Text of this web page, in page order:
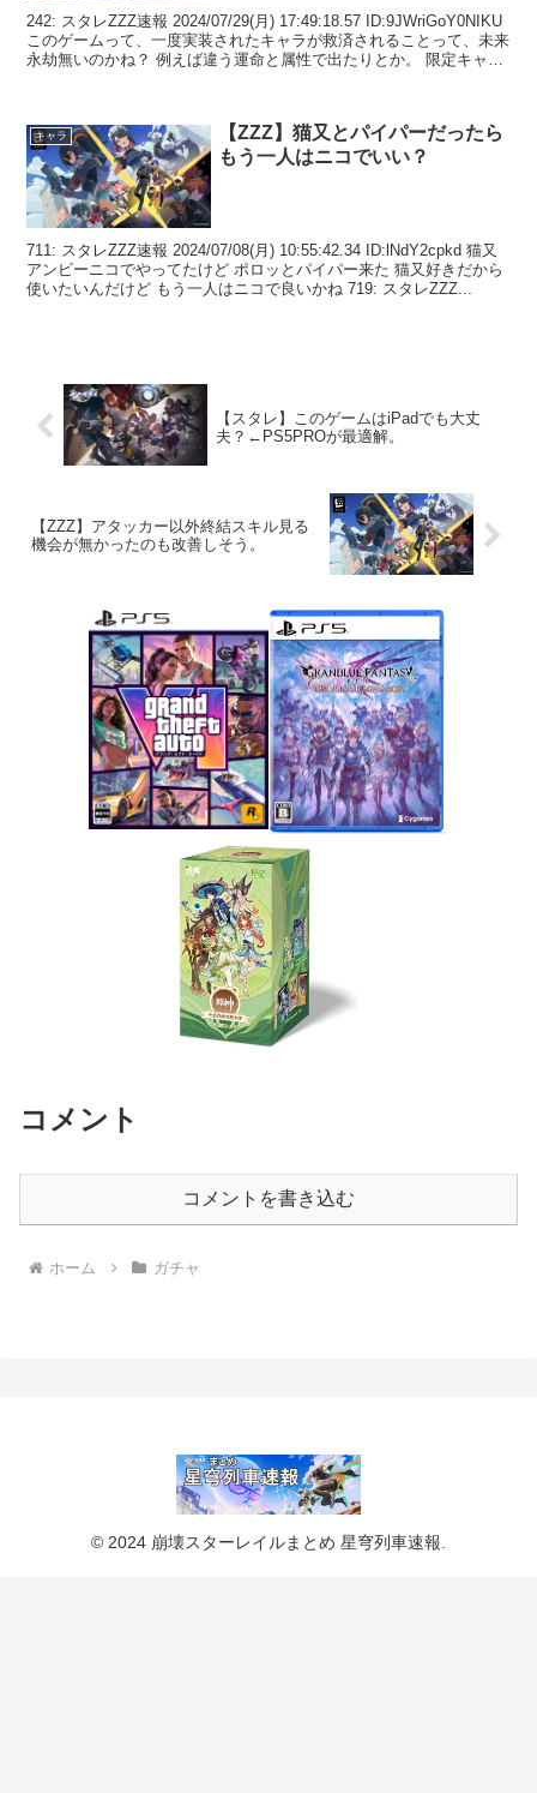
242: スタレZZZ速報 2024/07/29(月) 17:49:18.57 ID:9JWriGoY0NIKU
このゲームって、一度実装されたキャラが救済されることって、未来
永劫無いのかね？ 例えば違う運命と属性で出たりとか。 限定キャ
キャラ
【ZZZ】猫又とパイパーだったら
もう一人はニコでいい？
711: スタレZZZ速報 2024/07/08(月) 10:55:42.34 ID:lNdY2cpkd 猫又
アンビーニコでやってたけど ポロッとパイパー来た 猫又好きだから
使いたいんだけど もう一人はニコで良いかね 719: スタレZZZ...
【スタレ】このゲームはiPadでも大丈
夫？←PS5PROが最適解。
【ZZZ】アタッカー以外終結スキル見る
機会が無かったのも改善しそう。
コメント
コメントを書き込む
ホーム ガチャ
© 2024 崩壊スターレイルまとめ 星穹列車速報.